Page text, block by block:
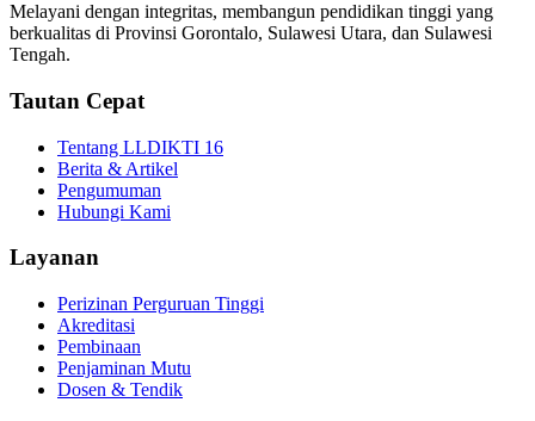
Melayani dengan integritas, membangun pendidikan tinggi yang
berkualitas di Provinsi Gorontalo, Sulawesi Utara, dan Sulawesi
Tengah.
Tautan Cepat
Tentang LLDIKTI 16
Berita & Artikel
Pengumuman
Hubungi Kami
Layanan
Perizinan Perguruan Tinggi
Akreditasi
Pembinaan
Penjaminan Mutu
Dosen & Tendik